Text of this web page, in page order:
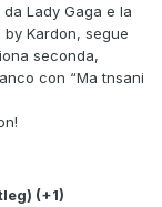
Lady Gaga e la
Kardon, segue
seconda,
con “Ma tnsani
(+1)